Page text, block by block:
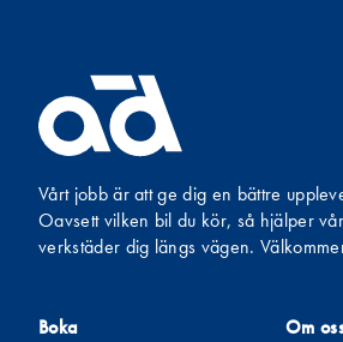
Vårt jobb är att ge dig en bättre
Oavsett vilken bil du kör, så hjälper
verkstäder dig längs vägen.
Boka
Om